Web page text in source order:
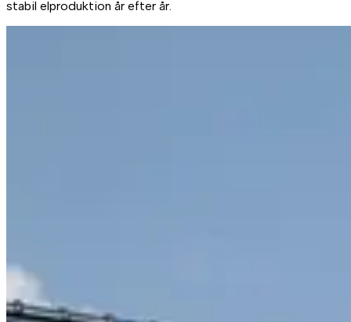
stabil elproduktion år efter år.